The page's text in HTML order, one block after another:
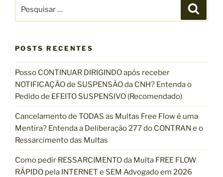
u
i
s
a
r
p
o
r
s
r
POSTS RECENTES
Posso CONTINUAR DIRIGINDO após receber
NOTIFICAÇÃO de SUSPENSÃO da CNH? Entenda o
Pedido de EFEITO SUSPENSIVO (Recomendado)
Cancelamento de TODAS as Multas Free Flow é uma
Mentira? Entenda a Deliberação 277 do CONTRAN e o
Ressarcimento das Multas
Como pedir RESSARCIMENTO da Multa FREE FLOW
RÁPIDO pela INTERNET e SEM Advogado em 2026